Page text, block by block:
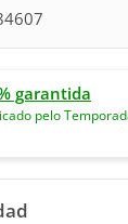
garantida
pelo